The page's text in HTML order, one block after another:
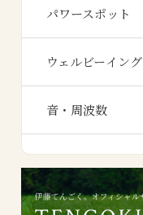
パワースポット
ウェルビーイング
音・周波数